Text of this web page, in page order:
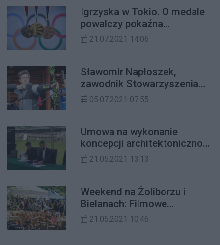
Igrzyska w Tokio. O medale
powalczy pokaźna
reprezentacja z Bielan i
21.07.2021 14:06
Sławomir Napłoszek,
zawodnik Stowarzyszenia
Łuczniczy Marymont po 29
05.07.2021 07:55
Umowa na wykonanie
koncepcji architektoniczno-
urbanistycznej Marymontu
21.05.2021 13:13
Weekend na Żoliborzu i
Bielanach: Filmowe
przedpremiery, sportowe
21.05.2021 10:46